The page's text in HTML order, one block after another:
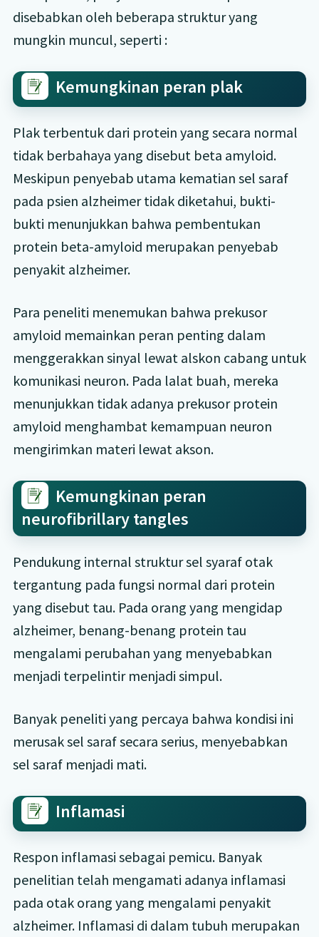
disebabkan oleh beberapa struktur yang
mungkin muncul, seperti :
Kemungkinan peran plak
Plak terbentuk dari protein yang secara normal
tidak berbahaya yang disebut beta amyloid.
Meskipun penyebab utama kematian sel saraf
pada psien alzheimer tidak diketahui, bukti-
bukti menunjukkan bahwa pembentukan
protein beta-amyloid merupakan penyebab
penyakit alzheimer.
Para peneliti menemukan bahwa prekusor
amyloid memainkan peran penting dalam
menggerakkan sinyal lewat alskon cabang untuk
komunikasi neuron. Pada lalat buah, mereka
menunjukkan tidak adanya prekusor protein
amyloid menghambat kemampuan neuron
mengirimkan materi lewat akson.
Kemungkinan peran
neurofibrillary tangles
Pendukung internal struktur sel syaraf otak
tergantung pada fungsi normal dari protein
yang disebut tau. Pada orang yang mengidap
alzheimer, benang-benang protein tau
mengalami perubahan yang menyebabkan
menjadi terpelintir menjadi simpul.
Banyak peneliti yang percaya bahwa kondisi ini
merusak sel saraf secara serius, menyebabkan
sel saraf menjadi mati.
Inflamasi
Respon inflamasi sebagai pemicu. Banyak
penelitian telah mengamati adanya inflamasi
pada otak orang yang mengalami penyakit
alzheimer. Inflamasi di dalam tubuh merupakan